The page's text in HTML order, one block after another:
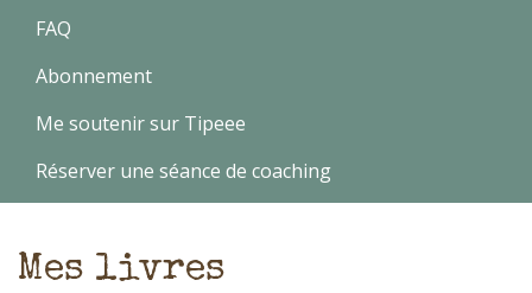
FAQ
Abonnement
Me soutenir sur Tipeee
Réserver une séance de coaching
Mes livres